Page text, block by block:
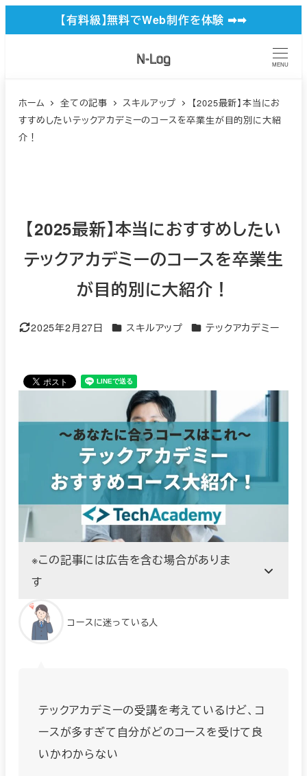
イ
【有料級】無料でWeb制作を体験 ➡︎➡︎
MENU
ホーム 全ての記事 スキルアップ
【2025最新】本当にお
すすめしたいテックアカデミーのコースを卒業生が目的別に大紹
介！
【2025最新】本当におすすめしたい
テックアカデミーのコースを卒業生
が目的別に大紹介！
更新日
2025年2月27日 カテゴリー
スキルアップ カテゴリー
テックアカデミー
※この記事には広告を含む場合がありま
す
コースに迷っている人
テックアカデミーの受講を考えているけど、コ
ースが多すぎて自分がどのコースを受けて良
いかわからない